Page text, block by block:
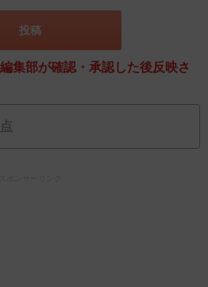
集部が確認・承認した後反映さ